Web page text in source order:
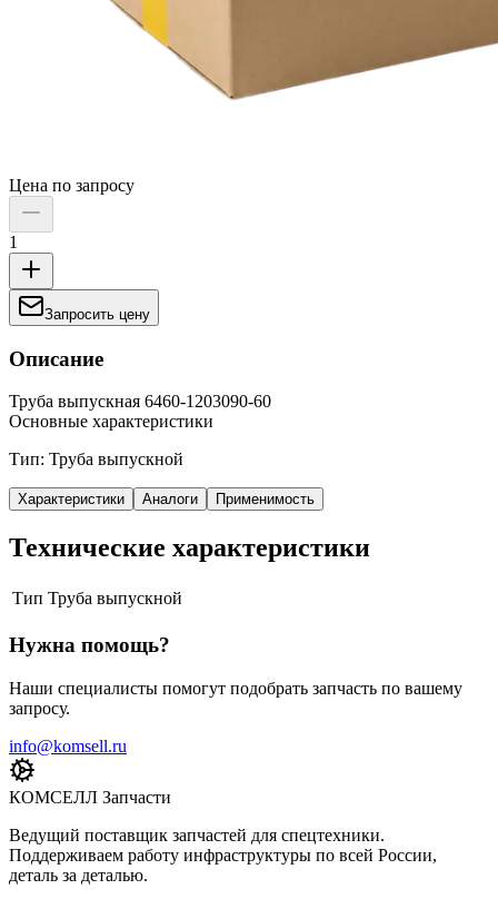
Цена по запросу
1
Запросить цену
Описание
Труба выпускная 6460-1203090-60
Основные характеристики
Тип: Труба выпускной
Характеристики Аналоги Применимость
Технические характеристики
Тип Труба выпускной
Нужна помощь?
Наши специалисты помогут подобрать запчасть по вашему
запросу.
info@komsell.ru
КОМСЕЛЛ Запчасти
Ведущий поставщик запчастей для спецтехники.
Поддерживаем работу инфраструктуры по всей России,
деталь за деталью.